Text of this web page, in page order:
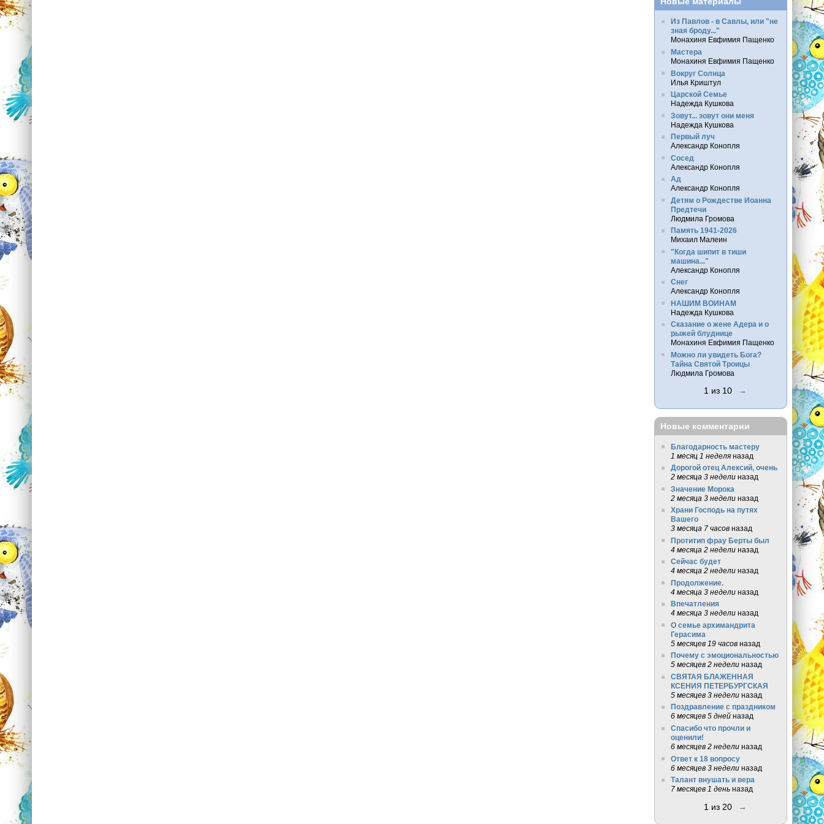
Из Павлов - в Савлы, или "не
зная броду..."
Монахиня Евфимия Пащенко
Мастера
Монахиня Евфимия Пащенко
Вокруг Солнца
Илья Криштул
Царской Семье
Надежда Кушкова
Зовут... зовут они меня
Надежда Кушкова
Первый луч
Александр Конопля
Сосед
Александр Конопля
Ад
Александр Конопля
Детям о Рождестве Иоанна
Предтечи
Людмила Громова
Память 1941-2026
Михаил Малеин
"Когда шипит в тиши
машина..."
Александр Конопля
Снег
Александр Конопля
НАШИМ ВОИНАМ
Надежда Кушкова
Сказание о жене Адера и о
рыжей блуднице
Монахиня Евфимия Пащенко
Можно ли увидеть Бога?
Тайна Святой Троицы
Людмила Громова
1 из 10 →
Новые комментарии
Благодарность мастеру
1 месяц 1 неделяназад
Дорогой отец Алексий, очень
2 месяца 3 неделиназад
Значение Морока
2 месяца 3 неделиназад
Храни Господь на путях
Вашего
3 месяца 7 часовназад
Протитип фрау Берты был
4 месяца 2 неделиназад
Сейчас будет
4 месяца 2 неделиназад
Продолжение.
4 месяца 3 неделиназад
Впечатления
4 месяца 3 неделиназад
О семье архимандрита
Герасима
5 месяцев 19 часовназад
Почему с эмоциональностью
5 месяцев 2 неделиназад
СВЯТАЯ БЛАЖЕННАЯ
КСЕНИЯ ПЕТЕРБУРГСКАЯ
5 месяцев 3 неделиназад
Поздравление с праздником
6 месяцев 5 днейназад
Спасибо что прочли и
оценили!
6 месяцев 2 неделиназад
Ответ к 18 вопросу
6 месяцев 3 неделиназад
Талант внушать и вера
7 месяцев 1 деньназад
1 из 20 →